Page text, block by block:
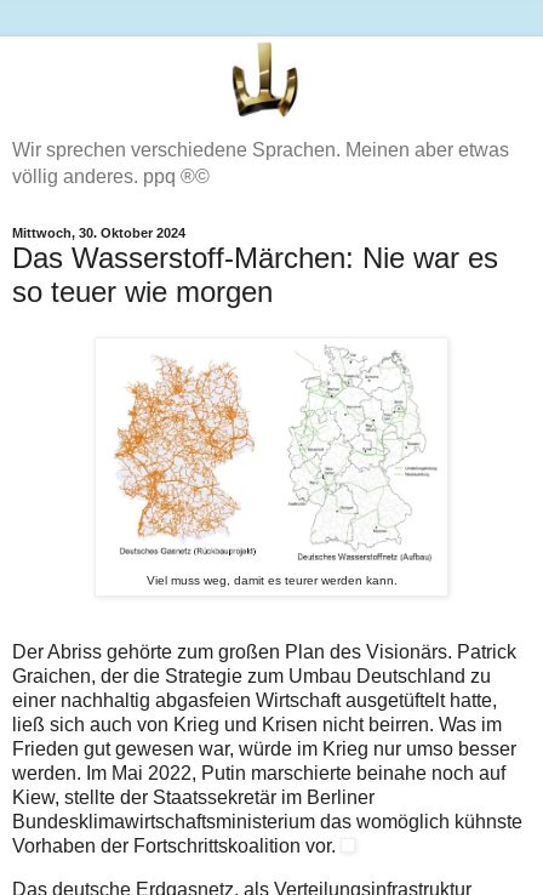
Wir sprechen verschiedene Sprachen. Meinen aber etwas
völlig anderes. ppq ®©
Mittwoch, 30. Oktober 2024
Das Wasserstoff-Märchen: Nie war es
so teuer wie morgen
Viel muss weg, damit es teurer werden kann.
Der Abriss gehörte zum großen Plan des Visionärs. Patrick
Graichen, der die Strategie zum Umbau Deutschland zu
einer nachhaltig abgasfeien Wirtschaft ausgetüftelt hatte,
ließ sich auch von Krieg und Krisen nicht beirren. Was im
Frieden gut gewesen war, würde im Krieg nur umso besser
werden. Im Mai 2022, Putin marschierte beinahe noch auf
Kiew, stellte der Staatssekretär im Berliner
Bundesklimawirtschaftsministerium das womöglich kühnste
Vorhaben der Fortschrittskoalition vor.
Das deutsche Erdgasnetz, als Verteilungsinfrastruktur